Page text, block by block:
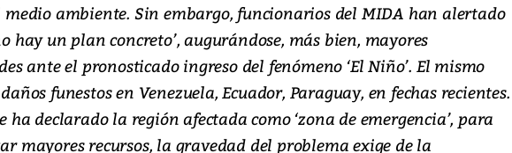
ambiente. Sin embargo, funcionarios del MIDA han alertado
hay un plan concreto’, augurándose, más bien, mayores
ante el pronosticado ingreso del fenómeno ‘El Niño’. El mismo
funestos en Venezuela, Ecuador, Paraguay, en fechas recientes.
ha declarado la región afectada como ‘zona de emergencia’, para
mayores recursos, la gravedad del problema exige de la